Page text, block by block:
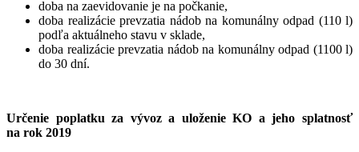
doba na zaevidovanie je na počkanie,
doba realizácie prevzatia nádob na komunálny odpad (110 l)
podľa aktuálneho stavu v sklade,
doba realizácie prevzatia nádob na komunálny odpad (1100 l)
do 30 dní.
Určenie poplatku za vývoz a uloženie KO a jeho splatnosť
na rok 2019